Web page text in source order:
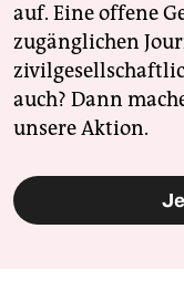
auf. Eine offene
zugänglichen
auch? Dann
unsere Aktion.